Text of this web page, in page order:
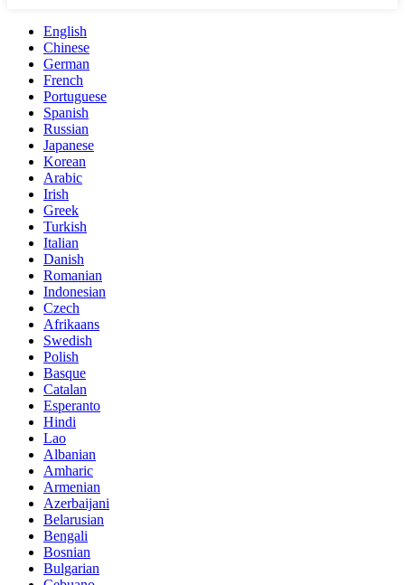
English
Chinese
German
French
Portuguese
Spanish
Russian
Japanese
Korean
Arabic
Irish
Greek
Turkish
Italian
Danish
Romanian
Indonesian
Czech
Afrikaans
Swedish
Polish
Basque
Catalan
Esperanto
Hindi
Lao
Albanian
Amharic
Armenian
Azerbaijani
Belarusian
Bengali
Bosnian
Bulgarian